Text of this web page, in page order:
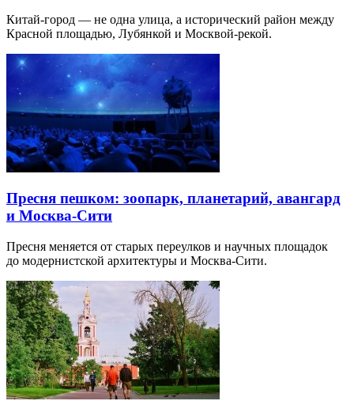
Китай-город — не одна улица, а исторический район между
Красной площадью, Лубянкой и Москвой-рекой.
Пресня пешком: зоопарк, планетарий, авангард
и Москва-Сити
Пресня меняется от старых переулков и научных площадок
до модернистской архитектуры и Москва-Сити.